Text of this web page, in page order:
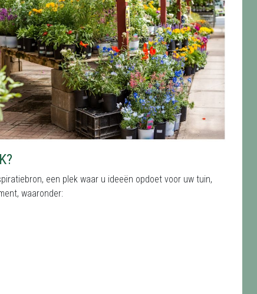
een plek waar u ideeën opdoet voor uw tuin,
waaronder: